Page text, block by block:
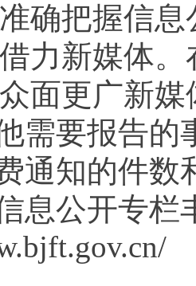
确把握信
力新媒体
面更广新
需要报告的
通知的件数
息公开专